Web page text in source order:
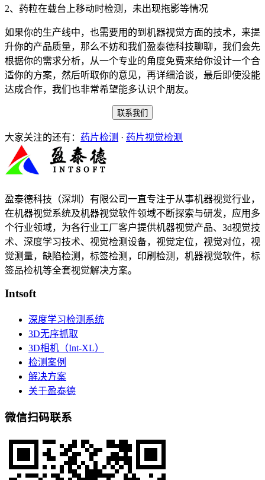
2、药粒在载台上移动时检测，未出现拖影等情况
如果你的生产线中，也需要用的到机器视觉方面的技术，来提
升你的产品质量，那么不妨和我们盈泰德科技聊聊，我们会先
根据你的需求分析，从一个专业的角度免费来给你设计一个合
适你的方案，然后听取你的意见，再详细洽谈，最后即使没能
达成合作，我们也非常希望能多认识个朋友。
联系我们
大家关注的还有： 药片检测 · 药片视觉检测
盈泰德科技（深圳）有限公司一直专注于从事机器视觉行业，
在机器视觉系统及机器视觉软件领域不断探索与研发​，应用多
个行业领域，为各行业工厂客户提供机器视觉产品、3d视觉技
术、深度学习技术、视觉检测设备，视觉定位，视觉对位，视
觉测量，缺陷检测，标签检测，印刷检测，机器视觉软件，标
签品检机等​全套视觉解决方案​。
Intsoft
深度学习检测系统
3D无序抓取
3D相机（Int-XL）
检测案例
解决方案
关于盈泰德
微信扫码联系